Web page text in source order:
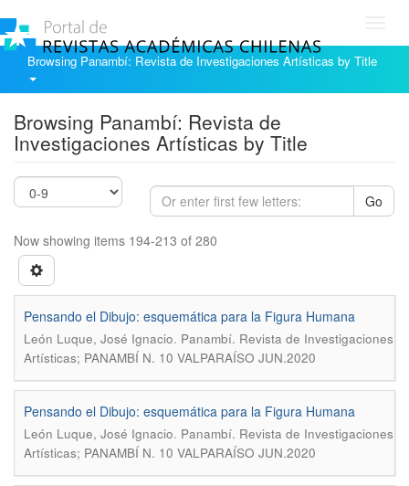
Browsing Panambí: Revista de Investigaciones Artísticas by Title
Browsing Panambí: Revista de
Investigaciones Artísticas by Title
Go
Now showing items 194-213 of 280
Pensando el Dibujo: esquemática para la Figura Humana
León Luque, José Ignacio. Panambí. Revista de Investigaciones
Artísticas; PANAMBÍ N. 10 VALPARAÍSO JUN.2020
Pensando el Dibujo: esquemática para la Figura Humana
León Luque, José Ignacio. Panambí. Revista de Investigaciones
Artísticas; PANAMBÍ N. 10 VALPARAÍSO JUN.2020